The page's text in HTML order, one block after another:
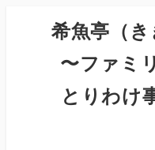
希魚亭（
〜ファミ
とりわけ